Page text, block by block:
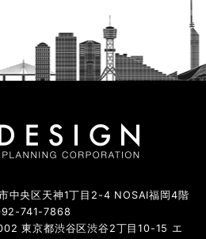
中央区天神1丁目2-4 NOSAI福岡4階
741-7868
東京都渋谷区渋谷2丁目10-15 エ